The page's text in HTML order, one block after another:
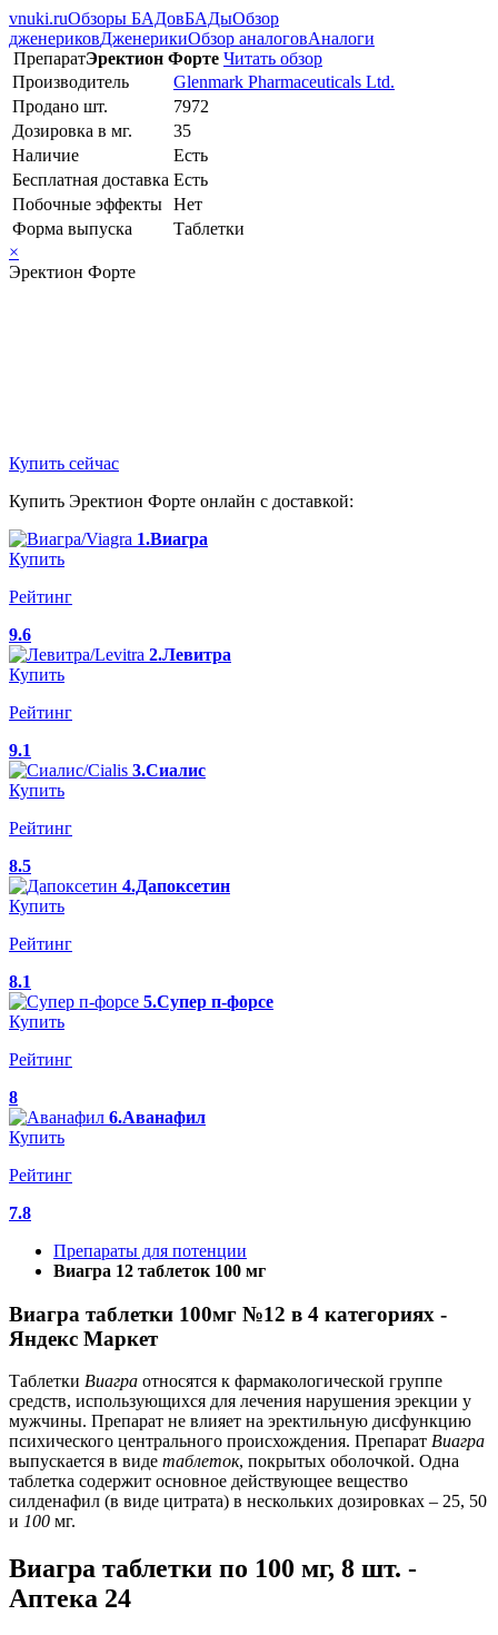
vnuki.ruОбзоры БАДовБАДыОбзор
дженериковДженерикиОбзор аналоговАналоги
ПрепаратЭректион Форте Читать обзор
Производитель
Glenmark Pharmaceuticals Ltd.
Продано шт.
7972
Дозировка в мг.
35
Наличие
Есть
Бесплатная доставка Есть
Побочные эффекты Нет
Форма выпуска
Таблетки
×
Эректион Форте
Купить сейчас
Купить Эректион Форте онлайн с доставкой:
1.Виагра
Купить
Рейтинг
9.6
2.Левитра
Купить
Рейтинг
9.1
3.Сиалис
Купить
Рейтинг
8.5
4.Дапоксетин
Купить
Рейтинг
8.1
5.Супер п-форсе
Купить
Рейтинг
8
6.Аванафил
Купить
Рейтинг
7.8
Препараты для потенции
Виагра 12 таблеток 100 мг
Виагра таблетки 100мг №12 в 4 категориях -
Яндекс Маркет
Таблетки Виагра относятся к фармакологической группе
средств, использующихся для лечения нарушения эрекции у
мужчины. Препарат не влияет на эректильную дисфункцию
психического центрального происхождения. Препарат Виагра
выпускается в виде таблеток, покрытых оболочкой. Одна
таблетка содержит основное действующее вещество
силденафил (в виде цитрата) в нескольких дозировках – 25, 50
и 100 мг.
Виагра таблетки по 100 мг, 8 шт. -
Аптека 24